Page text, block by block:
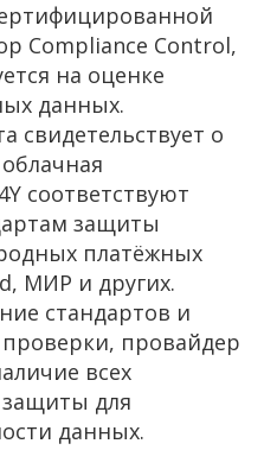
Compliance Control,
на оценке
данных.
свидетельствует о
соответствуют
защиты
платёжных
МИР и других.
стандартов и
провайдер
всех
для
данных.